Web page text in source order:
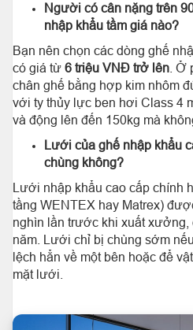
Người có cân nặng trên
nhập khẩu tầm giá nào?
Bạn nên chọn các dòng ghế
có giá từ 6 triệu VNĐ trở lên .
chân ghế bằng hợp kim nhôm
với ty thủy lực ben hơi Class 4
và động lên đến 150kg mà
Lưới của ghế nhập khẩu
chùng không?
Lưới nhập khẩu cao cấp chính
tầng WENTEX hay Matrex)
nghìn lần trước khi xuất xưởng,
năm. Lưới chỉ bị chùng sớm
lệch hẳn về một bên hoặc để
mặt lưới.